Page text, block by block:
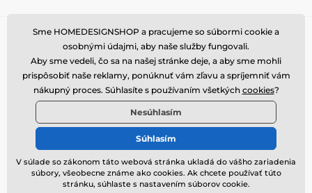
© 2026 www.homedesignshop.sk ⦁ E-shop vytvorilaSIMPLIA.cz
Sme HOMEDESIGNSHOP a pracujeme so súbormi cookie a
osobnými údajmi, aby naše služby fungovali.
Aby sme vedeli, čo sa na našej stránke deje, a aby sme mohli
prispôsobiť naše reklamy, ponúknuť vám zľavu a spríjemniť vám
nákupný proces. Súhlasíte s používaním všetkých cookies?
Nesúhlasím
Súhlasím
V súlade so zákonom táto webová stránka ukladá do vášho zariadenia
súbory, všeobecne známe ako cookies. Ak chcete používať túto
stránku, súhlaste s nastavením súborov cookie.